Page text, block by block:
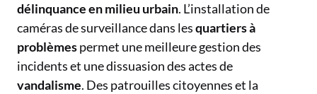
délinquance en milieu urbain. L’installation de
caméras de surveillance dans lesquartiers à
problèmespermet une meilleure gestion des
incidents et une dissuasion des actes de
vandalisme. Des patrouilles citoyennes et la